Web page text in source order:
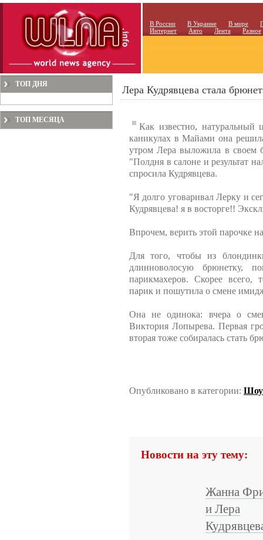
В России В Украине В мире
Интернет
Авто Лента Разное
ТОП ДНЯ
ТОП МЕСЯЦА
Лера Кудрявцева стала
Как известно,
каникулах в Майами она
утром Лера выложила в своем
"Полдня в салоне и результат
спросила Кудрявцева.
"Я долго уговаривал Лерку и
Кудрявцева! я в восторге!!
Впрочем, верить этой парочке
Для того, чтобы из
длинноволосую брюнетку,
парикмахеров. Скорее всего,
парик и пошутила о смене
Она не одинока: вчера о
Виктория Лопырева. Первая
вторая тоже собиралась стать
Опубликовано в категории:
Новости на эту тему:
Жанна
и Лера